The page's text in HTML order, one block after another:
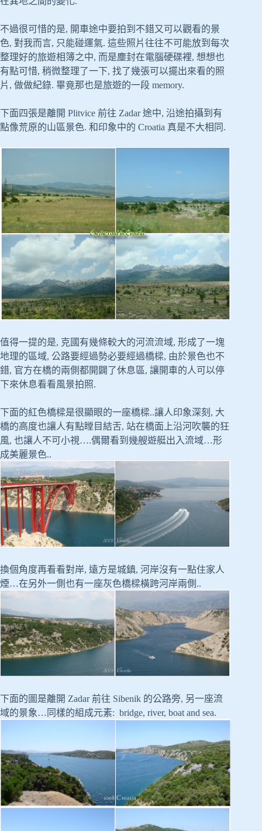
不過很可惜的是, 開車途中要拍到不錯又可以觀看的景
色, 對我而言, 只能碰運氣. 這些照片往往不可能放到每次
整理好的旅遊相簿之中, 而是塵封在電腦硬碟裡, 想想也
有點可惜, 稍微整理了一下, 找了幾張可以擺出來看的照
片, 做做紀錄. 畢竟那也是旅遊的一段 memory.
下面四張是離開 Plitvice 前往 Zadar 途中, 沿途拍攝到有
點像荒原的山區景色. 和印象中的 Croatia 真是不大相同.
值得一提的是, 克國有幾條較大的河流流域, 形成了一塊
地理的區域, 公路要經過勢必要經過橋樑, 由於景色也不
錯, 官方在橋的兩側都開闢了休息區, 讓開車的人可以停
下來休息看看風景拍照.
下面的紅色橋樑是很顯眼的一座橋樑..讓人印象深刻, 大
橋的高度也讓人有點瞠目結舌, 站在橋面上沿河吹襲的狂
風, 也讓人不可小視….偶爾看到幾艘遊艇出入流域…形
成美麗景色..
換個角度再看看對岸, 遠方是城鎮, 河岸沒有一點住家人
煙…在另外一側也有一座灰色橋樑橫跨河岸兩側..
下面的圖是離開 Zadar 前往 Sibenik 的公路旁, 另一座流
域的景象…同樣的組成元素: bridge, river, boat and sea.